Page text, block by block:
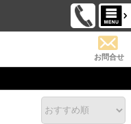
お問合せ